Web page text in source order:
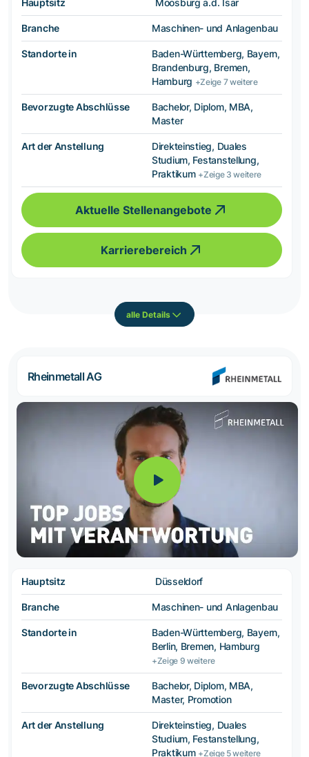
Hauptsitz Moosburg a.d. Isar
Branche Maschinen- und Anlagenbau
Standorte in
Baden-Württemberg, Bayern,
Brandenburg, Bremen,
Hamburg +Zeige 7 weitere
Bevorzugte Abschlüsse
Bachelor, Diplom, MBA,
Master
Art der Anstellung
Direkteinstieg, Duales
Studium, Festanstellung,
Praktikum +Zeige 3 weitere
Aktuelle Stellenangebote
Karrierebereich
alle Details
Rheinmetall AG
Hauptsitz Düsseldorf
Branche Maschinen- und Anlagenbau
Standorte in
Baden-Württemberg, Bayern,
Berlin, Bremen, Hamburg
+Zeige 9 weitere
Bevorzugte Abschlüsse
Bachelor, Diplom, MBA,
Master, Promotion
Art der Anstellung
Direkteinstieg, Duales
Studium, Festanstellung,
Praktikum +Zeige 5 weitere